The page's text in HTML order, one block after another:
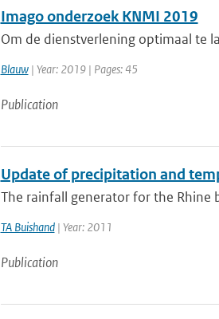
Imago onderzoek KNMI 2019
Om de dienstverlening optimaal te
Blauw| Year: 2019 | Pages: 45
Publication
Update of precipitation and
The rainfall generator for the Rhine
TA Buishand| Year: 2011
Publication